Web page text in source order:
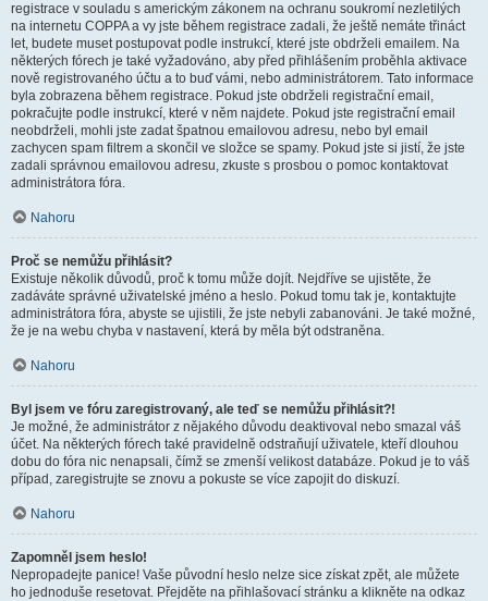
registrace v souladu s americkým zákonem na ochranu soukromí nezletilých
na internetu COPPA a vy jste během registrace zadali, že ještě nemáte třináct
let, budete muset postupovat podle instrukcí, které jste obdrželi emailem. Na
některých fórech je také vyžadováno, aby před přihlášením proběhla aktivace
nově registrovaného účtu a to buď vámi, nebo administrátorem. Tato informace
byla zobrazena během registrace. Pokud jste obdrželi registrační email,
pokračujte podle instrukcí, které v něm najdete. Pokud jste registrační email
neobdrželi, mohli jste zadat špatnou emailovou adresu, nebo byl email
zachycen spam filtrem a skončil ve složce se spamy. Pokud jste si jistí, že jste
zadali správnou emailovou adresu, zkuste s prosbou o pomoc kontaktovat
administrátora fóra.
Nahoru
Proč se nemůžu přihlásit?
Existuje několik důvodů, proč k tomu může dojít. Nejdříve se ujistěte, že
zadáváte správné uživatelské jméno a heslo. Pokud tomu tak je, kontaktujte
administrátora fóra, abyste se ujistili, že jste nebyli zabanováni. Je také možné,
že je na webu chyba v nastavení, která by měla být odstraněna.
Nahoru
Byl jsem ve fóru zaregistrovaný, ale teď se nemůžu přihlásit?!
Je možné, že administrátor z nějakého důvodu deaktivoval nebo smazal váš
účet. Na některých fórech také pravidelně odstraňují uživatele, kteří dlouhou
dobu do fóra nic nenapsali, čímž se zmenší velikost databáze. Pokud je to váš
případ, zaregistrujte se znovu a pokuste se více zapojit do diskuzí.
Nahoru
Zapomněl jsem heslo!
Nepropadejte panice! Vaše původní heslo nelze sice získat zpět, ale můžete
ho jednoduše resetovat. Přejděte na přihlašovací stránku a klikněte na odkaz